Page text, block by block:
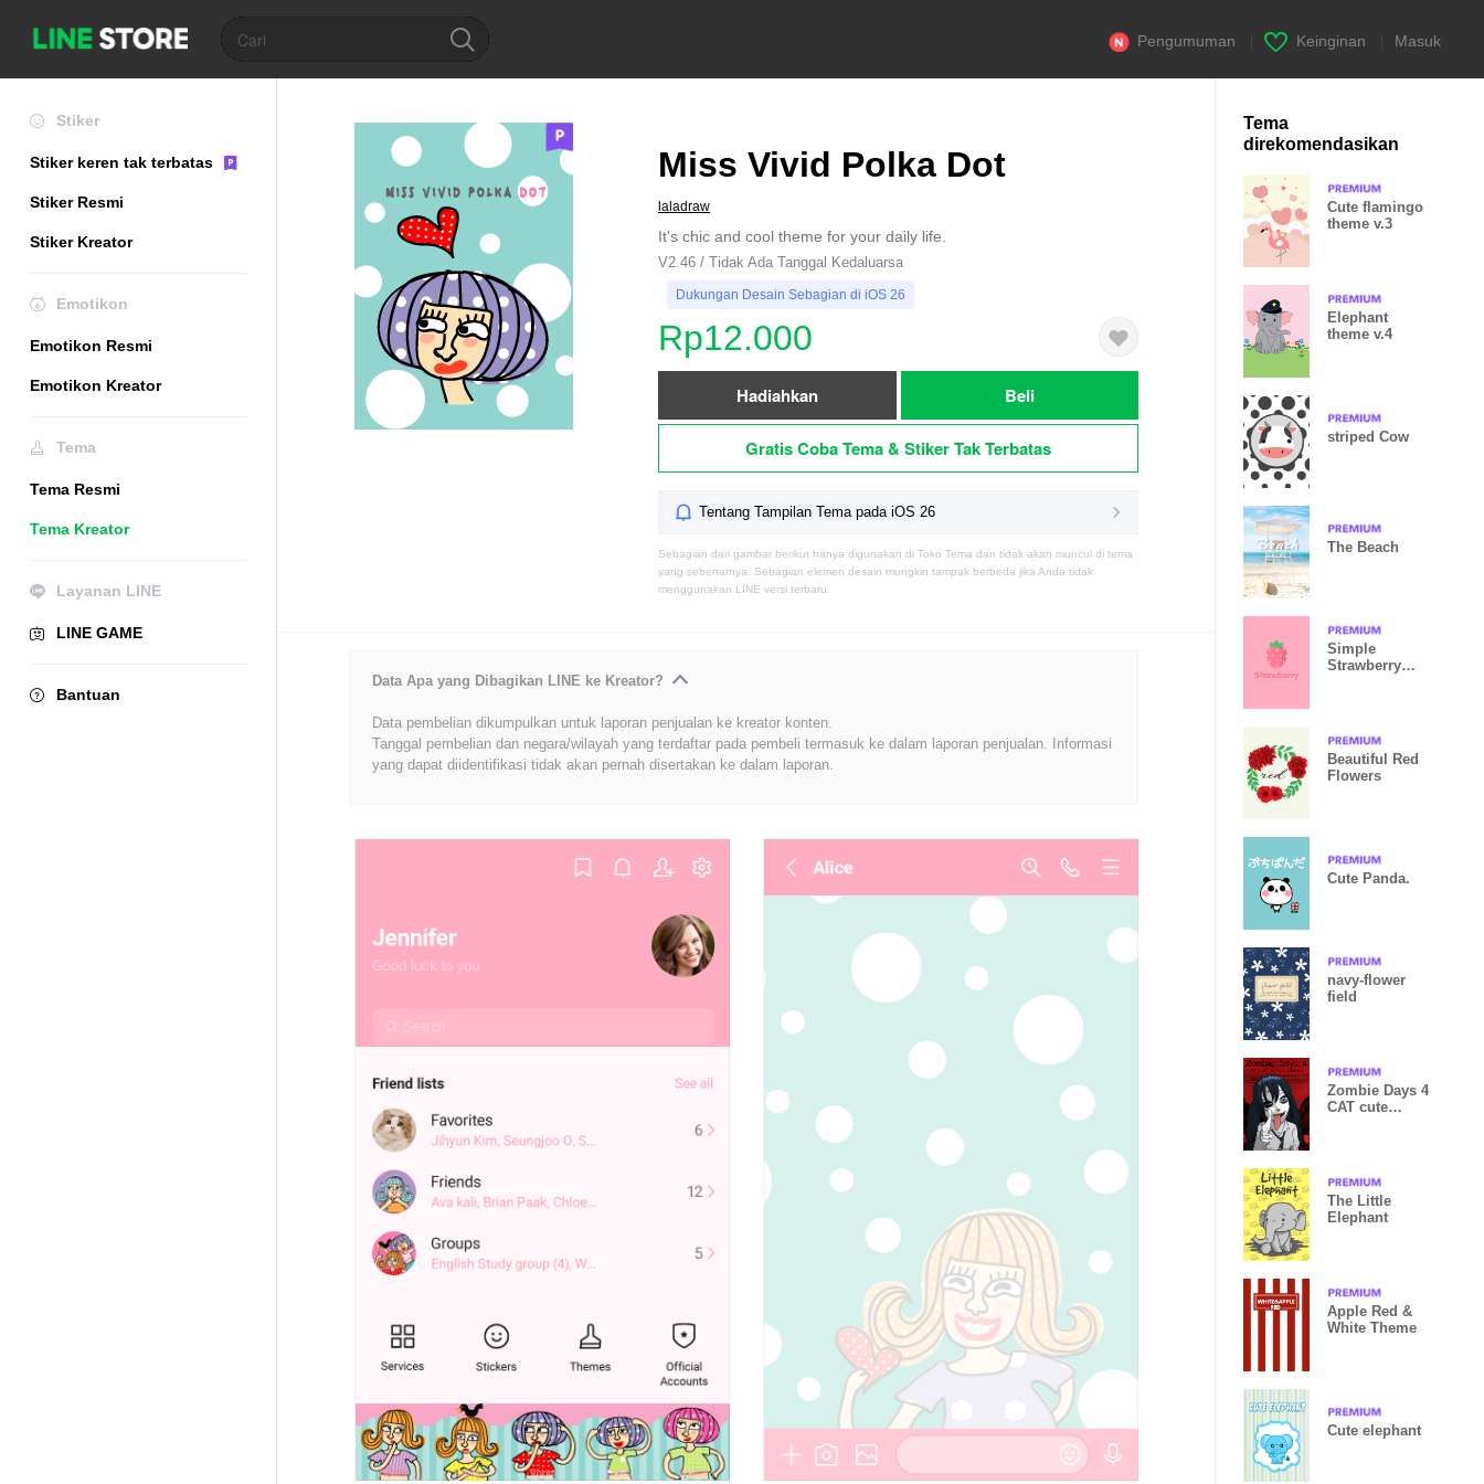
Pengumuman Keinginan Masuk
Stiker
Stiker keren tak terbatas
Stiker Resmi
Stiker Kreator
Emotikon
Emotikon Resmi
Emotikon Kreator
Tema
Tema Resmi
Tema Kreator
Layanan LINE
LINE GAME
Bantuan
Miss Vivid Polka Dot
laladraw
It's chic and cool theme for your daily life.
V2.46 / Tidak Ada Tanggal Kedaluarsa
Dukungan Desain Sebagian di iOS 26
Rp12.000
Hadiahkan Beli
Gratis Coba Tema & Stiker Tak Terbatas
Tentang Tampilan Tema pada iOS 26
Sebagian dari gambar berikut hanya digunakan di Toko Tema dan tidak akan muncul di tema
yang sebenarnya. Sebagian elemen desain mungkin tampak berbeda jika Anda tidak
menggunakan LINE versi terbaru.
Data Apa yang Dibagikan LINE ke Kreator?
Data pembelian dikumpulkan untuk laporan penjualan ke kreator konten.
Tanggal pembelian dan negara/wilayah yang terdaftar pada pembeli termasuk ke dalam laporan penjualan. Informasi
yang dapat diidentifikasi tidak akan pernah disertakan ke dalam laporan.
Tema
direkomendasikan
Cute flamingo
theme v.3
Elephant
theme v.4
striped Cow
The Beach
Simple
Strawberry
Beautiful Red
Flowers
Cute Panda.
navy-flower
field
Zombie Days 4
CAT cute
The Little
Elephant
Apple Red &
White Theme
Cute elephant